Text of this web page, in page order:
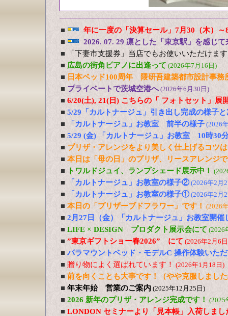
■
年に一度の「決算セール」7月30（木）
■
2026. 07. 29 凛とした「東京駅」を感じて
■
「下妻市支援券」当店でもお使いいただけま
■ 広島の街角ピアノに出逢って (2026年7月16日)
■ 日本ベッド100周年 隈研吾建築都市設計事
■ プライベートで茨城空港へ(2026年6月30日)
■ 6/20(土), 21(日) こちらの「 フォトセット」展
■ 5/29「カルトナージュ」引き出し完成の様子
■
「カルトナージュ」お教室 前半の様子 (2026
■ 5/29 (金) 「カルトナージュ」お教室 10時30
■ プリザ・アレンジをより美しく仕上げるコツ
■ 本日は「母の日」のプリザ、リースアレンジ
■
トワルドジュイ、ランプシェード展示中！
■ 「カルトナージュ」お教室の様子② (2026年2月
■ 「カルトナージュ」お教室の様子① (2026年2月
■ 本日の「プリザーブドフラワー」です！ (2026
■ 2月27日（金）「カルトナージュ」お教室開催
■ LIFE × DESIGN プロダクト展示会にて (2026
■ ”東京ギフトショー春2026” にて (2026年2月6
■ パラマウントベッド・モデルC 操作体験いた
■ 贈り物によく選ばれています！ (2026年1月18日)
■ 前を向くことも大事です！（やや克服しまし
■ 年末年始 営業のご案内 (2025年12月25日)
■ 2026 新年のプリザ・アレンジ完成です！ (2025
■ LONDON セミナーより「見本帳」入荷しまし